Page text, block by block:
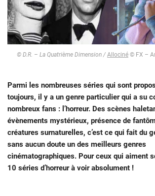
© D.R. – La Quatrième Dimension / Allociné © FX –
Parmi les nombreuses séries qui sont
toujours, il y a un genre particulier qui a su
nombreux fans : l’horreur. Des scènes
évènements mystérieux, présence de
créatures surnaturelles, c’est ce qui fait du
sans aucun doute un des meilleurs genres
cinématographiques. Pour ceux qui aiment
10 séries d’horreur à voir absolument !